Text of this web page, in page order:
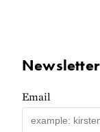
Newsletter
Email